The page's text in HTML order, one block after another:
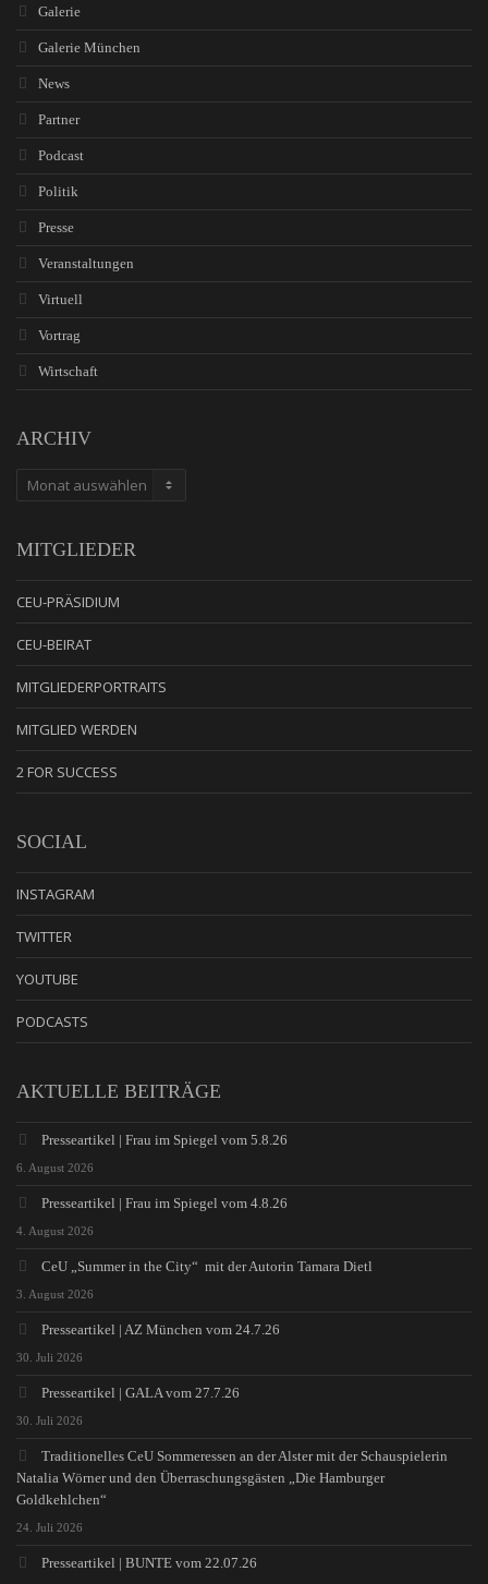
Galerie
Galerie München
News
Partner
Podcast
Politik
Presse
Veranstaltungen
Virtuell
Vortrag
Wirtschaft
ARCHIV
ARCHIV
MITGLIEDER
CEU-PRÄSIDIUM
CEU-BEIRAT
MITGLIEDERPORTRAITS
MITGLIED WERDEN
2 FOR SUCCESS
SOCIAL
INSTAGRAM
TWITTER
YOUTUBE
PODCASTS
AKTUELLE BEITRÄGE
Presseartikel | Frau im Spiegel vom 5.8.26
6. August 2026
Presseartikel | Frau im Spiegel vom 4.8.26
4. August 2026
CeU „Summer in the City“ mit der Autorin Tamara Dietl
3. August 2026
Presseartikel | AZ München vom 24.7.26
30. Juli 2026
Presseartikel | GALA vom 27.7.26
30. Juli 2026
Traditionelles CeU Sommeressen an der Alster mit der Schauspielerin
Natalia Wörner und den Überraschungsgästen „Die Hamburger
Goldkehlchen“
24. Juli 2026
Presseartikel | BUNTE vom 22.07.26